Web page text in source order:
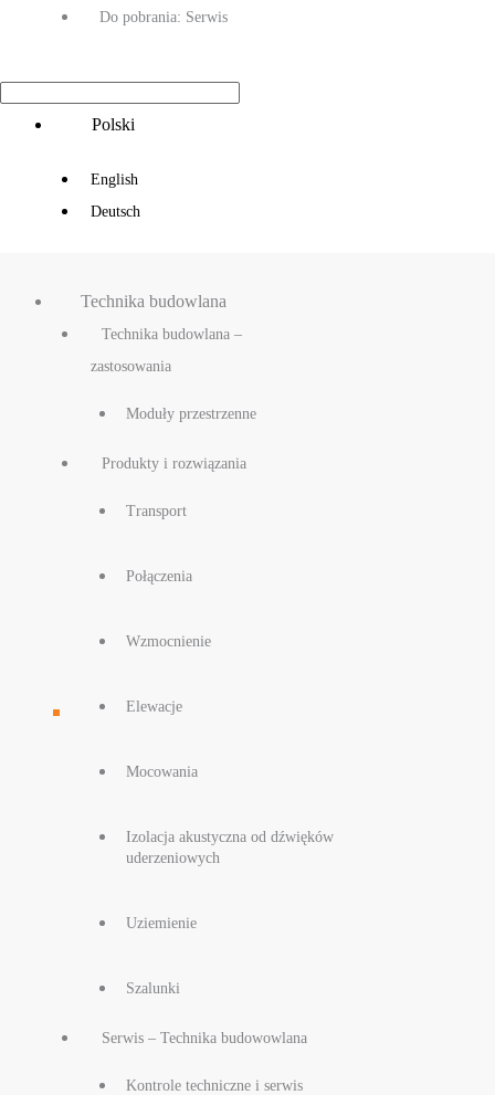
Do pobrania: Serwis
Polski
English
Deutsch
Technika budowlana
Technika budowlana –
zastosowania
Moduły przestrzenne
Produkty i rozwiązania
Transport
Połączenia
Wzmocnienie
Elewacje
Mocowania
Izolacja akustyczna od dźwięków
uderzeniowych
Uziemienie
Szalunki
Serwis – Technika budowowlana
Kontrole techniczne i serwis